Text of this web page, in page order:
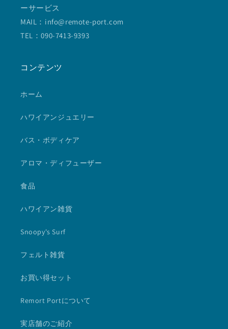
ーサービス
MAIL：info@remote-port.com
TEL：090-7413-9393
コンテンツ
ホーム
ハワイアンジュエリー
バス・ボディケア
アロマ・ディフューザー
食品
ハワイアン雑貨
Snoopy's Surf
フェルト雑貨
お買い得セット
Remort Portについて
実店舗のご紹介